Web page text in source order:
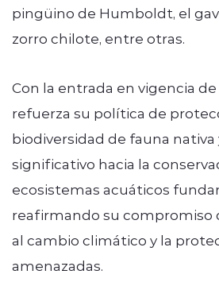
pingüino de Humboldt, el
zorro chilote, entre otras.
Con la entrada en vigencia
refuerza su política de
biodiversidad de fauna nativa
significativo hacia la
ecosistemas acuáticos
reafirmando su compromiso
al cambio climático y la
amenazadas.